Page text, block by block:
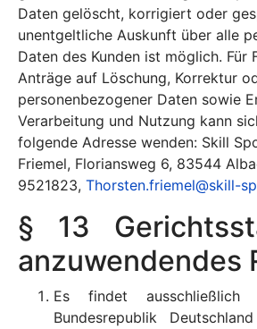
Daten gelöscht, korrigiert oder
unentgeltliche Auskunft über alle
Daten des Kunden ist möglich. Für
Anträge auf Löschung, Korrektur
personenbezogener Daten sowie
Verarbeitung und Nutzung kann
folgende Adresse wenden: Skill
Friemel, Floriansweg 6, 83544
9521823, Thorsten.friemel@skill-
§ 13
anzuwendendes
Es findet
Bundesrepublik